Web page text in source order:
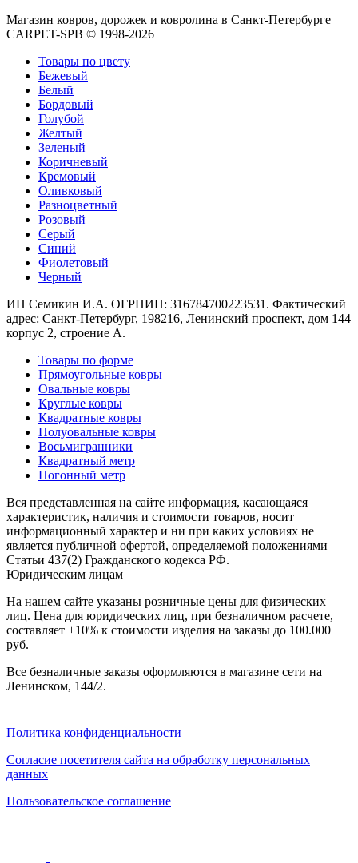
туалета
Придверные
грязезащитные
По
цвету
Бежевый
Голубой
Кремовый
Розовый
Серый
Синий
Черный
По
цене
от
100
₽
до
5
000
₽
от
5
000
₽
до
000
₽
от
₽
от
₽
Магазин ковров, дорожек и ковролина в Санкт-Петербурге
CARPET-SPB © 1998-2026
Товары по цвету
Бежевый
Белый
Бордовый
Голубой
Желтый
Зеленый
Коричневый
Кремовый
Оливковый
Разноцветный
Розовый
Серый
Синий
Фиолетовый
Черный
ИП Семикин И.А. ОГРНИП: 316784700223531. Фактический
адрес: Санкт-Петербург, 198216, Ленинский проспект, дом 144
корпус 2, строение А.
Товары по форме
Прямоугольные ковры
Овальные ковры
Круглые ковры
Квадратные ковры
Полуовальные ковры
Восьмигранники
Квадратный метр
Погонный метр
Вся представленная на сайте информация, касающаяся
характеристик, наличия и стоимости товаров, носит
информационный характер и ни при каких условиях не
является публичной офертой, определяемой положениями
Статьи 437(2) Гражданского кодекса РФ.
Юридическим лицам
На нашем сайте указаны розничные цены для физических
лиц. Цена для юридических лиц, при безналичном расчете,
составляет +10% к стоимости изделия на заказы до 100.000
руб.
Все безналичные заказы оформляются в магазине сети на
Ленинском, 144/2.
Политика конфиденциальности
Согласие посетителя сайта на обработку персональных
данных
Пользовательское соглашение